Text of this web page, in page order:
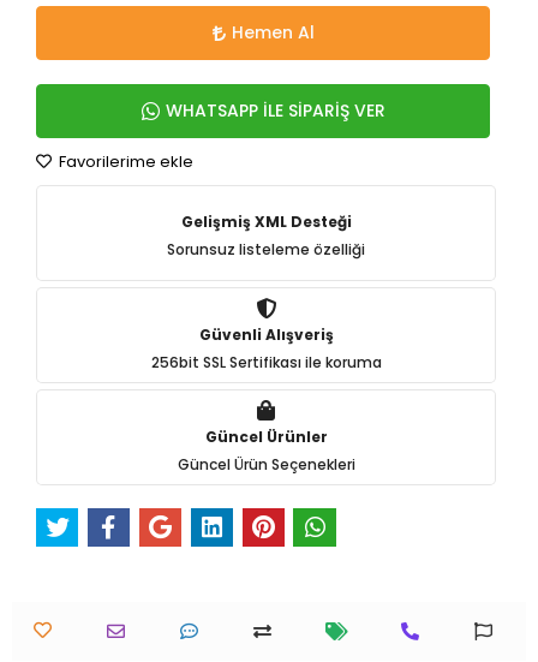
Hemen Al
WHATSAPP İLE SİPARİŞ VER
Favorilerime ekle
Gelişmiş XML Desteği
Sorunsuz listeleme özelliği
Güvenli Alışveriş
256bit SSL Sertifikası ile koruma
Güncel Ürünler
Güncel Ürün Seçenekleri